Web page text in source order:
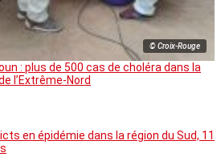
© Croix-Rouge
: plus de 500 cas de choléra dans la
l’Extrême-Nord
en épidémie dans la région du Sud, 11